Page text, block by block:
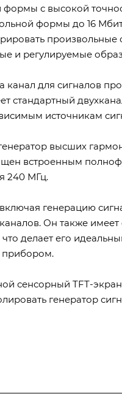
формы с высокой
формы до 16
и регулируемые
канал для сигналов
стандартный
источникам
высших
встроенным
240 МГц.
генерацию
Он также имеет
что делает его
прибором.
сенсорный TFT-
генератор